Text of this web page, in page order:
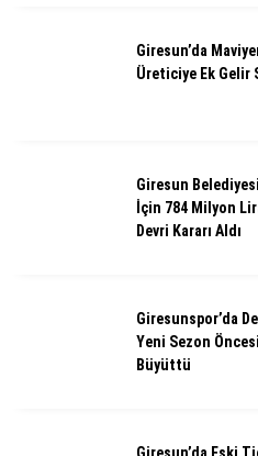
Giresun’da
Üreticiye Ek Gelir
Giresun
İçin 784 Milyon
Devri Kararı Aldı
Giresunspor’da
Yeni Sezon
Büyüttü